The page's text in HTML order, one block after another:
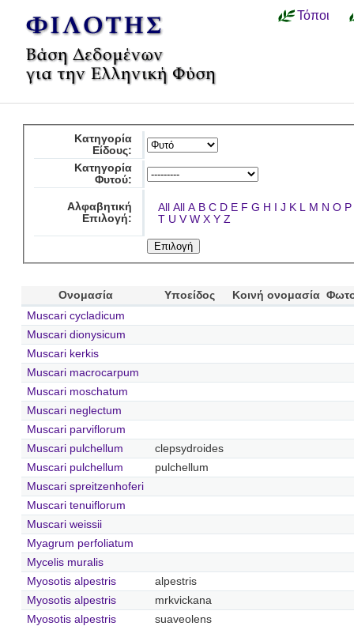
Τόποι
Κατηγορία
Είδους:
Κατηγορία
Φυτού:
Αλφαβητική
Επιλογή:
All All A B C D E F G H I J K L M N O P
T U V W X Y Z
Ονομασία Υποείδος Κοινή ονομασία
Muscari cycladicum
Muscari dionysicum
Muscari kerkis
Muscari macrocarpum
Muscari moschatum
Muscari neglectum
Muscari parviflorum
Muscari pulchellum
clepsydroides
Muscari pulchellum
pulchellum
Muscari spreitzenhoferi
Muscari tenuiflorum
Muscari weissii
Myagrum perfoliatum
Mycelis muralis
Myosotis alpestris
alpestris
Myosotis alpestris
mrkvickana
Myosotis alpestris
suaveolens